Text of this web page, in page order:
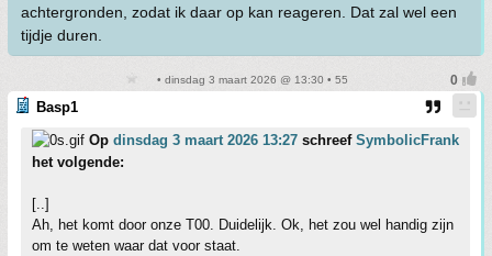
achtergronden, zodat ik daar op kan reageren. Dat zal wel een
tijdje duren.
• dinsdag 3 maart 2026 @ 13:30 • 55
Basp1
Op dinsdag 3 maart 2026 13:27 schreef SymbolicFrank
het volgende:
[..]
Ah, het komt door onze T00. Duidelijk. Ok, het zou wel handig zijn
om te weten waar dat voor staat.